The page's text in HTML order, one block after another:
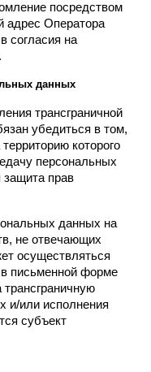
посредством
адрес Оператора
согласия на
данных
трансграничной
убедиться в том,
которого
персональных
защита прав
данных на
не отвечающих
осуществляться
в письменной форме
и/или исполнения
субъект